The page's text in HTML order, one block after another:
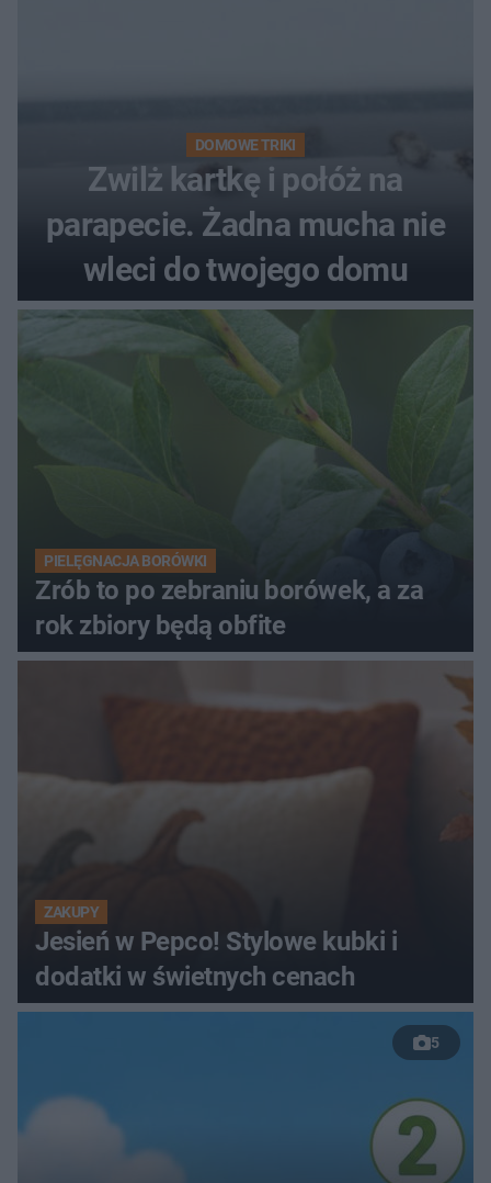
DOMOWE TRIKI
Zwilż kartkę i połóż na
parapecie. Żadna mucha nie
wleci do twojego domu
PIELĘGNACJA BORÓWKI
Zrób to po zebraniu borówek, a za
rok zbiory będą obfite
ZAKUPY
Jesień w Pepco! Stylowe kubki i
dodatki w świetnych cenach
5